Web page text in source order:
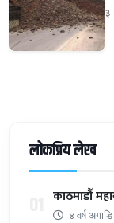
३
लोकप्रिय लेख
काठमाडौँ
४ वर्ष अगाडि